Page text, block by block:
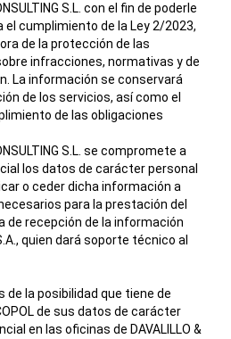
S.L. con el fin de poderle
cumplimiento de la Ley 2/2023,
de la protección de las
infracciones, normativas y de
La información se conservará
de los servicios, así como el
de las obligaciones
S.L. se compromete a
los datos de carácter personal
o ceder dicha información a
para la prestación del
de recepción de la información
S.A., quien dará soporte técnico al
la posibilidad que tiene de
de sus datos de carácter
en las oficinas de DAVALILLO &